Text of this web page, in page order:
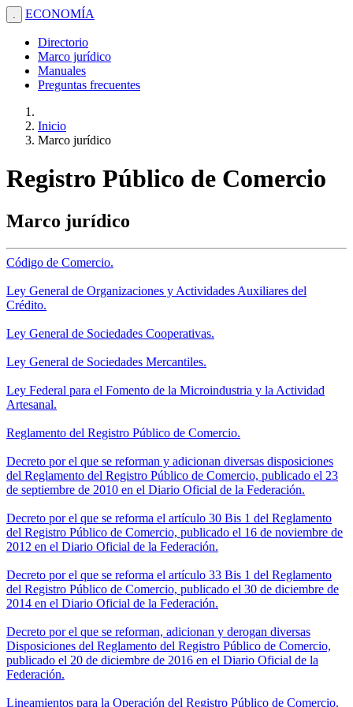
. ECONOMÍA
Directorio
Marco jurídico
Manuales
Preguntas frecuentes
Inicio
Marco jurídico
Registro Público de Comercio
Marco jurídico
Código de Comercio.
Ley General de Organizaciones y Actividades Auxiliares del
Crédito.
Ley General de Sociedades Cooperativas.
Ley General de Sociedades Mercantiles.
Ley Federal para el Fomento de la Microindustria y la Actividad
Artesanal.
Reglamento del Registro Público de Comercio.
Decreto por el que se reforman y adicionan diversas disposiciones
del Reglamento del Registro Público de Comercio, publicado el 23
de septiembre de 2010 en el Diario Oficial de la Federación.
Decreto por el que se reforma el artículo 30 Bis 1 del Reglamento
del Registro Público de Comercio, publicado el 16 de noviembre de
2012 en el Diario Oficial de la Federación.
Decreto por el que se reforma el artículo 33 Bis 1 del Reglamento
del Registro Público de Comercio, publicado el 30 de diciembre de
2014 en el Diario Oficial de la Federación.
Decreto por el que se reforman, adicionan y derogan diversas
Disposiciones del Reglamento del Registro Público de Comercio,
publicado el 20 de diciembre de 2016 en el Diario Oficial de la
Federación.
Lineamientos para la Operación del Registro Público de Comercio.